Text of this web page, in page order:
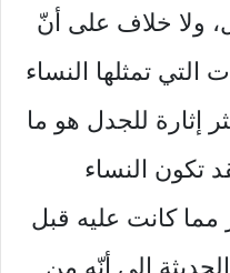
ولا خلاف على أنّ
التي تمثلها النساء
إثارة للجدل هو ما
تكون النساء
مما كانت عليه قبل
الحديثة إلى أنّه من